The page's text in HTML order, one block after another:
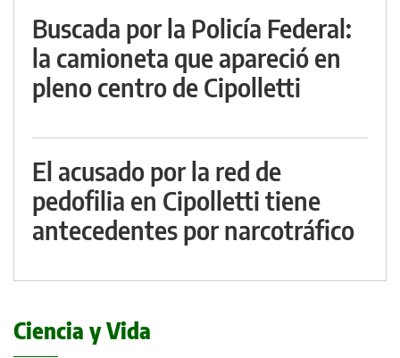
Buscada por la Policía Federal:
la camioneta que apareció en
pleno centro de Cipolletti
El acusado por la red de
pedofilia en Cipolletti tiene
antecedentes por narcotráfico
Ciencia y Vida